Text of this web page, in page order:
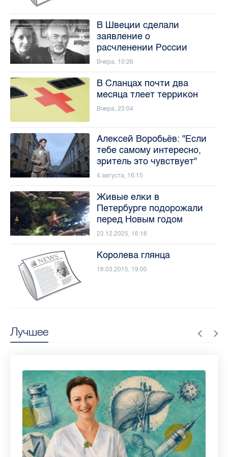
Лучшее
В Швеции сделали
заявление о
расчленении России
Вчера, 10:26
В Сланцах почти два
месяца тлеет террикон
Вчера, 23:04
Алексей Воробьёв: "Если
тебе самому интересно,
зритель это чувствует"
4 августа, 16:15
Живые елки в
Петербурге подорожали
перед Новым годом
23.12.2025, 16:16
Королева глянца
18.03.2015, 19:00